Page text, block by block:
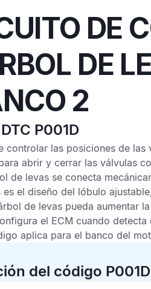
DE
DE
2
P001D
controlar las posiciones de las
abrir y cerrar las válvulas
de levas se conecta
el diseño del lóbulo
de levas pueda aumentar
el ECM cuando detecta
aplica para el banco del
del código P001D